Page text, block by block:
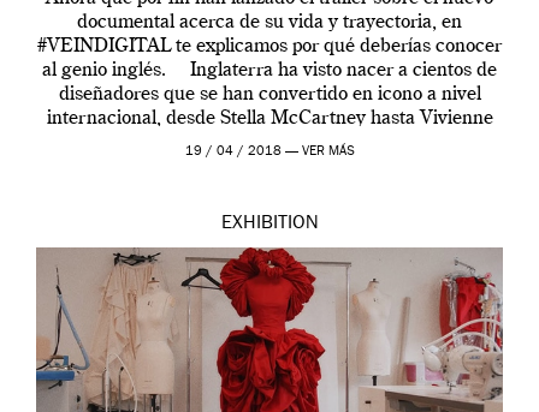
documental acerca de su vida y trayectoria, en
#VEINDIGITAL te explicamos por qué deberías conocer
al genio inglés. Inglaterra ha visto nacer a cientos de
diseñadores que se han convertido en icono a nivel
internacional, desde Stella McCartney hasta Vivienne
Westwood pasando […]
19 / 04 / 2018 — VER MÁS
EXHIBITION